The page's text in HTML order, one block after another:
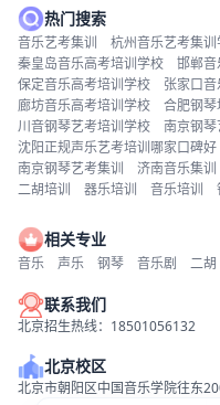
热门搜索
音乐艺考集训 杭州音乐艺考集训
秦皇岛音乐高考培训学校
邯郸
保定音乐高考培训学校
张家口
廊坊音乐高考培训学校
合肥钢
川音钢琴艺考培训学校
南京钢
沈阳正规声乐艺考培训哪家口碑好
南京钢琴艺考集训
济南音乐集训
二胡培训
器乐培训 音乐培训
相关专业
音乐 声乐 钢琴 音乐剧 二胡
联系我们
北京招生热线：18501056132
北京校区
北京市朝阳区中国音乐学院往东